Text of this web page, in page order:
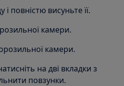
повністю висуньте її.
камери.
камери.
на дві вкладки з
повзунки.